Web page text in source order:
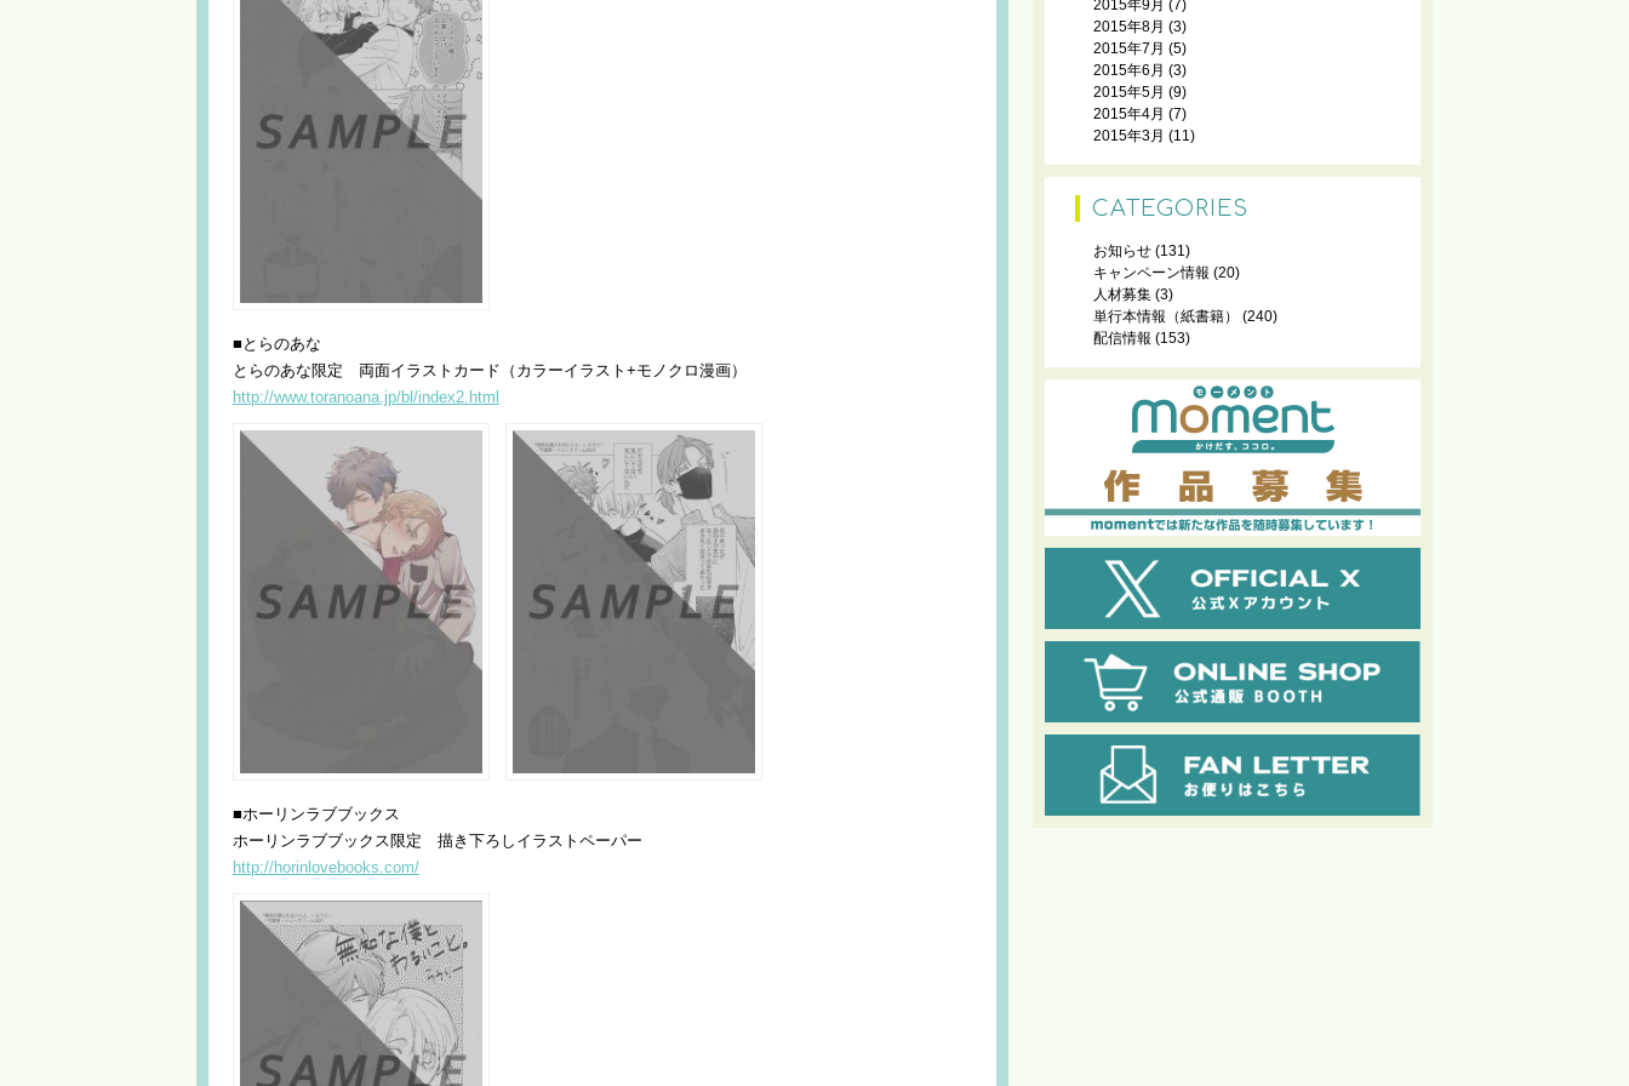
■とらのあな
とらのあな限定 両面イラストカード（カラーイラスト+モノクロ漫画）
http://www.toranoana.jp/bl/index2.html
■ホーリンラブブックス
ホーリンラブブックス限定 描き下ろしイラストペーパー
http://horinlovebooks.com/
2015年9月 (7)
2015年8月 (3)
2015年7月 (5)
2015年6月 (3)
2015年5月 (9)
2015年4月 (7)
2015年3月 (11)
CATEGORIES
お知らせ (131)
キャンペーン情報 (20)
人材募集 (3)
単行本情報（紙書籍）
(240)
配信情報 (153)